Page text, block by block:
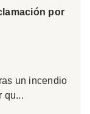
por
un incendio
qu...